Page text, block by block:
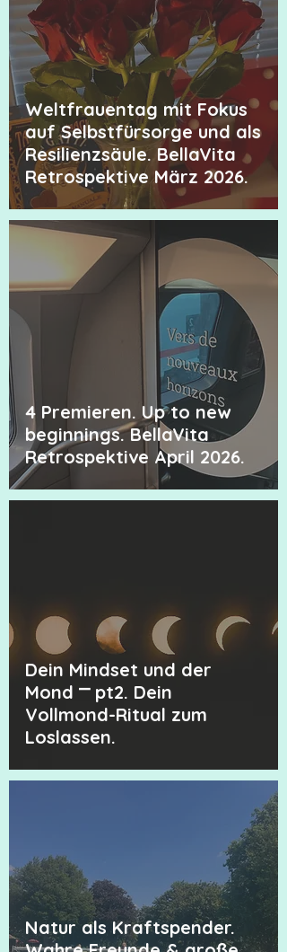
Weltfrauentag mit Fokus
auf Selbstfürsorge und als
Resilienzsäule. BellaVita
Retrospektive März 2026.
4 Premieren. Up to new
beginnings. BellaVita
Retrospektive April 2026.
Dein Mindset und der
Mond ⎻ pt2. Dein
Vollmond-Ritual zum
Loslassen.
Natur als Kraftspender.